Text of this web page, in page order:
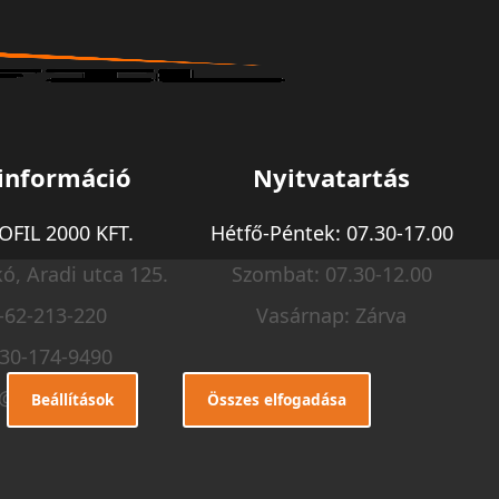
2000 KFT.
Aradi utca 125.
62-213-220
174-9490
profil.hu
Nyitvatartás
Hétfő-Péntek: 07.30-17.00
Szombat: 07.30-12.00
Vasárnap: Zárva
Beállítások Összes elfogadása